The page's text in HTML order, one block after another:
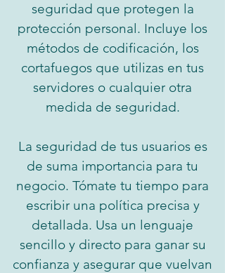
seguridad que protegen la
protección personal. Incluye los
métodos de codificación, los
cortafuegos que utilizas en tus
servidores o cualquier otra
medida de seguridad.
La seguridad de tus usuarios es
de suma importancia para tu
negocio. Tómate tu tiempo para
escribir una política precisa y
detallada. Usa un lenguaje
sencillo y directo para ganar su
confianza y asegurar que vuelvan